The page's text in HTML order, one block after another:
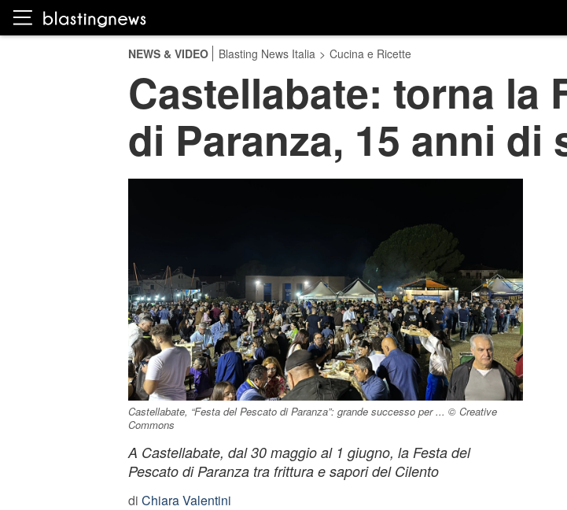
NEWS & VIDEO Blasting News Italia > Cucina e Ricette
Castellabate: torna la
di Paranza, 15 anni di
Castellabate, “Festa del Pescato di Paranza”: grande successo per ... © Creative
Commons
A Castellabate, dal 30 maggio al 1 giugno, la Festa del
Pescato di Paranza tra frittura e sapori del Cilento
di Chiara Valentini